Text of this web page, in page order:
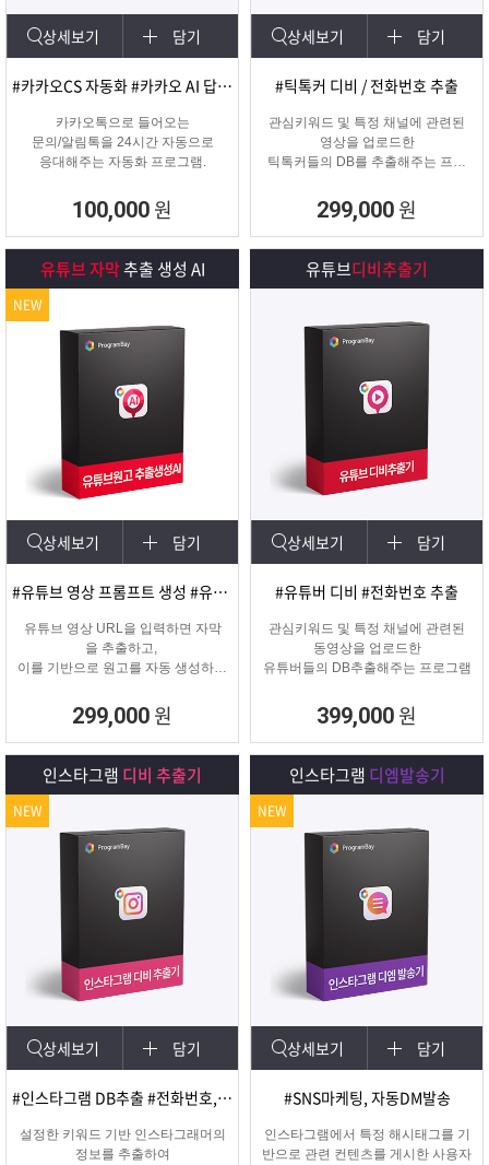
상세보기 담기
#카카오CS 자동화 #카카오 AI 답변 #카카오자동발송
카카오톡으로 들어오는
문의/알림톡을 24시간 자동으로
응대해주는 자동화 프로그램.
100,000 원
상세보기 담기
#틱톡커 디비 / 전화번호 추출
관심키워드 및 특정 채널에 관련된
영상을 업로드한
틱톡커들의 DB를 추출해주는 프로
299,000 원
유튜브 자막추출 생성 AI
상세보기 담기
#유튜브 영상 프롬프트 생성 #유튜브 영상제작
유튜브 영상 URL을 입력하면 자막
을 추출하고,
이를 기반으로 원고를 자동 생성하는
프로그램입니다.
299,000 원
NEW
유튜브디비추출기
상세보기 담기
#유튜버 디비 #전화번호 추출
관심키워드 및 특정 채널에 관련된
동영상을 업로드한
유튜버들의 DB추출해주는 프로그램
399,000 원
인스타그램 디비 추출기
상세보기 담기
#인스타그램 DB추출 #전화번호, 이메일 추출
설정한 키워드 기반 인스타그래머의
정보를 추출하여
NEW
인스타그램 디엠발송기
상세보기 담기
#SNS마케팅, 자동DM발송
인스타그램에서 특정 해시태그를 기
반으로 관련 컨텐츠를 게시한 사용자
NEW